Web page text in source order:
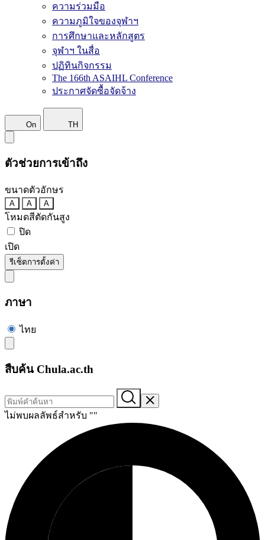
ความร่วมมือ
ความภูมิใจของจุฬาฯ
การศึกษาและหลักสูตร
จุฬาฯ ในสื่อ
ปฏิทินกิจกรรม
The 166th ASAIHL Conference
ประกาศจัดซื้อจัดจ้าง
On TH
ตัวช่วยการเข้าถึง
ขนาดตัวอักษร
A A A
โหมดสีตัดกันสูง
ปิด
เปิด
รีเซ็ตการตั้งค่า
ภาษา
ไทย
สืบค้น Chula.ac.th
ไม่พบผลลัพธ์สำหรับ ""